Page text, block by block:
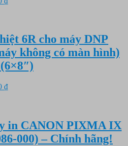
2.700.000 ₫.
6R cho máy DNP
không có màn hình)
₫Giá
4.360.000 ₫.
in CANON PIXMA IX
000) – Chính hãng!